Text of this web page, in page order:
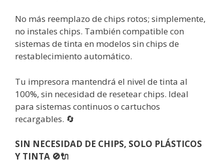
No más reemplazo de chips rotos; simplemente,
no instales chips. También compatible con
sistemas de tinta en modelos sin chips de
restablecimiento automático.
Tu impresora mantendrá el nivel de tinta al
100%, sin necesidad de resetear chips. Ideal
para sistemas continuos o cartuchos
recargables. 🔄
SIN NECESIDAD DE CHIPS, SOLO PLÁSTICOS
Y TINTA 🚫🔌